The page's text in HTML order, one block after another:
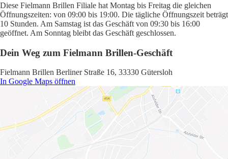
Diese Fielmann Brillen Filiale hat Montag bis Freitag die gleichen
Öffnungszeiten: von 09:00 bis 19:00. Die tägliche Öffnungszeit beträgt
10 Stunden. Am Samstag ist das Geschäft von 09:30 bis 16:00
geöffnet. Am Sonntag bleibt das Geschäft geschlossen.
Dein Weg zum Fielmann Brillen-Geschäft
Fielmann Brillen Berliner Straße 16, 33330 Gütersloh
In Google Maps öffnen